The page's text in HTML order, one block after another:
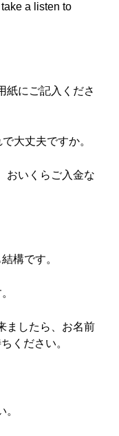
a listen to
紙にご記入くださ
大丈夫ですか。
おいくらご入金な
構です。
ましたら、お名前
ください。